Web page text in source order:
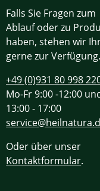
Falls Sie Fragen zum
Ablauf oder zu
haben, stehen wir
gerne zur Verfügung.
+49 (0)931 80 998
Mo-Fr 9:00 -12:00
13:00 - 17:00
Oder über unser
Kontaktformular.